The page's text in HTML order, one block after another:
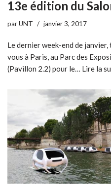
13e édition du
parUNT janvier 3, 2017
Le dernier week-end de
vous à Paris, au Parc des
(Pavillon 2.2) pour le… Lire la